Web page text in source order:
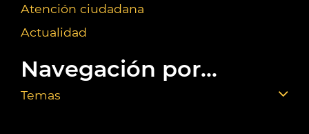
Atención ciudadana
Actualidad
Navegación por...
Temas